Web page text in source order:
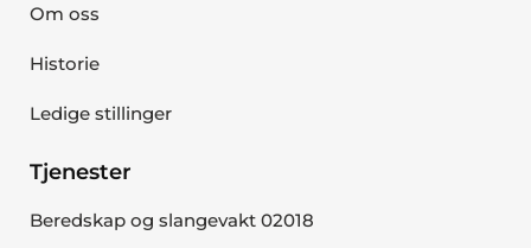
Om oss
Historie
Ledige stillinger
Tjenester
Beredskap og slangevakt 02018